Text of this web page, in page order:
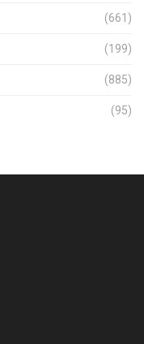
(661)
(199)
(885)
(95)